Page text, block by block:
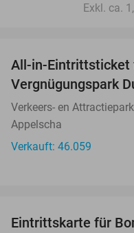
Exkl. ca.
All-in-Eintrittsticket
Vergnügungspark
Verkeers- en
Appelscha
Verkauft: 46.059
Eintrittskarte für